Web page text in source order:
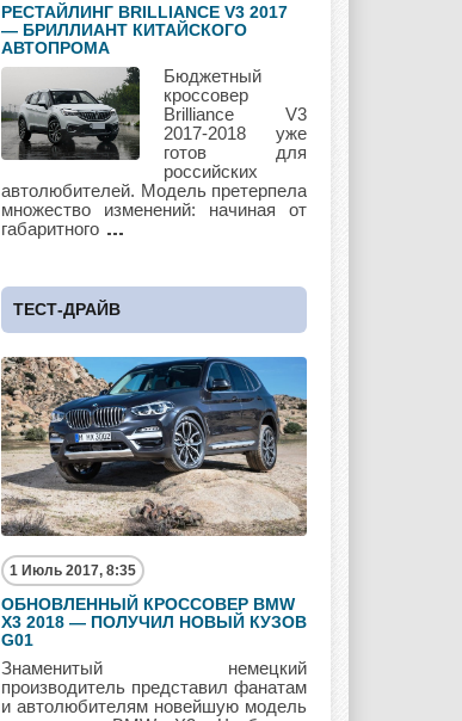
Seat Skoda Ssang Yong
Suzuki Toyota
Volvo Zotye
РЕСТАЙЛИНГ BRILLIANCE V3 2017
— БРИЛЛИАНТ КИТАЙСКОГО
АВТОПРОМА
Бюджетный
кроссовер
Brilliance V3
2017-2018 уже
готов для
российских
автолюбителей. Модель претерпела
множество изменений: начиная от
габаритного
ТЕСТ-ДРАЙВ
1 Июль 2017, 8:35
ОБНОВЛЕННЫЙ КРОССОВЕР BMW
X3 2018 — ПОЛУЧИЛ НОВЫЙ КУЗОВ
G01
Знаменитый немецкий
производитель представил фанатам
и автолюбителям новейшую модель